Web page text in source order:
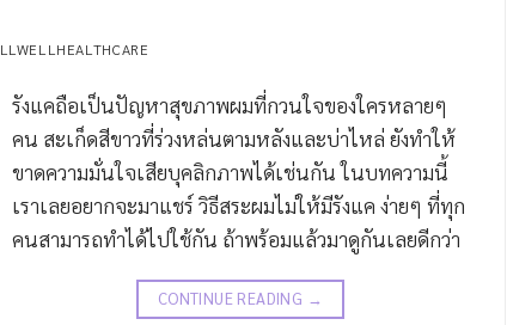
รังแคถือเป็นปัญหาสุขภาพผมที่กวนใจของใครหลายๆ
คน สะเก็ดสีขาวที่ร่วงหล่นตามหลังและบ่าไหล่ ยังทำให้
ขาดความมั่นใจเสียบุคลิกภาพได้เช่นกัน ในบทความนี้
เราเลยอยากจะมาแชร์ วิธีสระผมไม่ให้มีรังแค ง่ายๆ ที่ทุก
คนสามารถทำได้ไปใช้กัน ถ้าพร้อมแล้วมาดูกันเลยดีกว่า
CONTINUE READING →